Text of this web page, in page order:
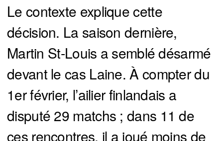
Le contexte explique cette
décision. La saison dernière,
Martin St-Louis a semblé désarmé
devant le cas Laine. À compter du
1er février, l’ailier finlandais a
disputé 29 matchs ; dans 11 de
ces rencontres, il a joué moins de